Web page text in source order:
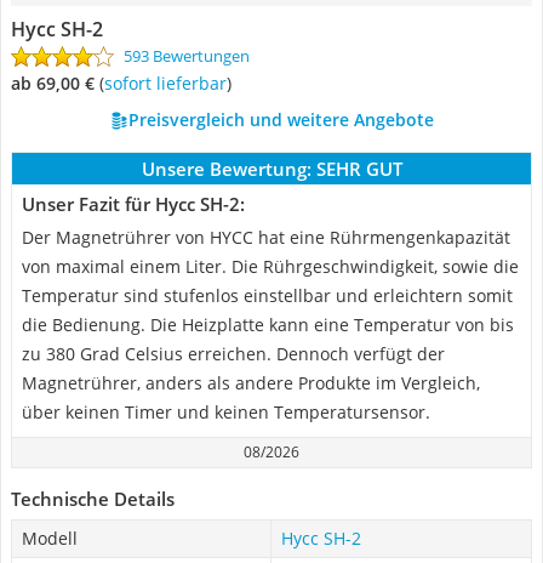
Hycc SH-2
593 Bewertungen
ab 69,00 € ( Sofort lieferbar)
Preisvergleich und weitere Angebote
Unsere Bewertung: SEHR GUT
Unser Fazit für Hycc SH-2:
Der Magnetrührer von HYCC hat eine Rührmengenkapazität
von maximal einem Liter. Die Rührgeschwindigkeit, sowie die
Temperatur sind stufenlos einstellbar und erleichtern somit
die Bedienung. Die Heizplatte kann eine Temperatur von bis
zu 380 Grad Celsius erreichen. Dennoch verfügt der
Magnetrührer, anders als andere Produkte im Vergleich,
über keinen Timer und keinen Temperatursensor.
08/2026
Technische Details
Modell
Hycc SH-2